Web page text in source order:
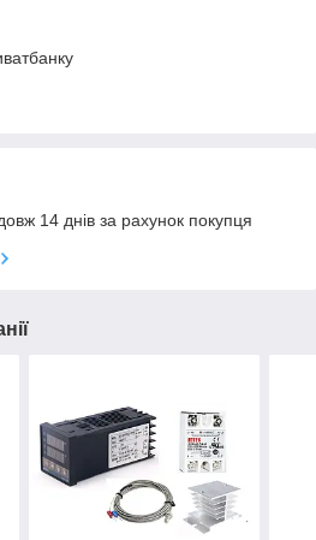
14 днів за рахунок покупця